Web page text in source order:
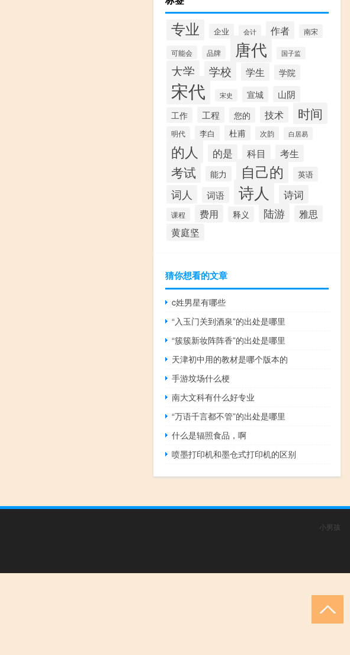
专业 企业 会计 作者 南宋
可能会 品牌 唐代 国子监
大学 学校 学生 学院
宋代 宋史 宣城 山阴
工作 工程 您的 技术 时间
明代 李白 杜甫 次韵 白居易
的人 的是 科目 考生
考试 能力 自己的 英语
词人 词语 诗人 诗词
课程 费用 释义 陆游 雅思
黄庭坚
猜你想看的文章
c姓男星有哪些
“入玉门关到酒泉”的出处是哪里
“簇簇新妆阵阵香”的出处是哪里
天津初中用的教材是哪个版本的
手游坟场什么梗
南大文科有什么好专业
“万语千言都不管”的出处是哪里
什么是辐照食品，啊
喷墨打印机和墨仓式打印机的区别
小男孩